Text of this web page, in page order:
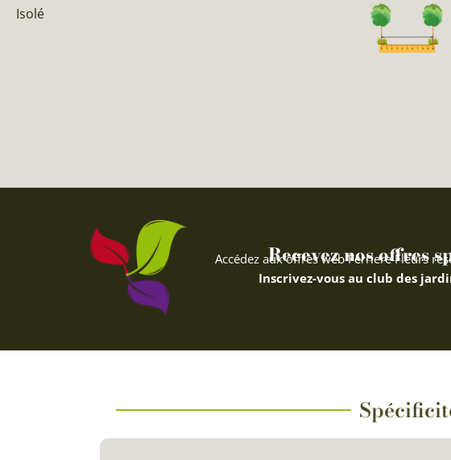
Isolé
Recevez nos offres
Accédez aux offres web Ferriere Fleurs
Inscrivez-vous au club des